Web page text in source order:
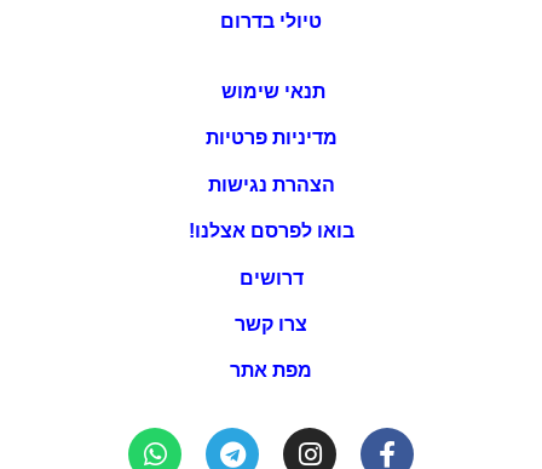
טיולי בדרום
תנאי שימוש
מדיניות פרטיות
הצהרת נגישות
בואו לפרסם אצלנו!
דרושים
צרו קשר
מפת אתר